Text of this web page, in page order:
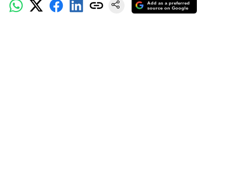
Add as a preferred
source on Google